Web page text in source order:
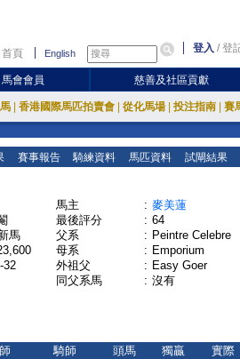
首頁 English 登入 /登
馬會會員 慈善及社區貢獻
香港國際馬匹拍賣會 從化馬場 投注指南 賽
賽事報告 騎練資料 馬匹資料 試閘結果
馬
32
馬主 : 麥美蓮
最後評分
: 64
父系
: Peintre Celebre
母系
: Emporium
外祖父
: Easy Goer
同父系馬
: 沒有
騎師
頭馬
獨贏
實際